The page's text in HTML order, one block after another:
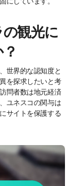
観光に
世界的な認知度と
を探求したいと考
問者数は地元経済
ユネスコの関与は
サイトを保護する